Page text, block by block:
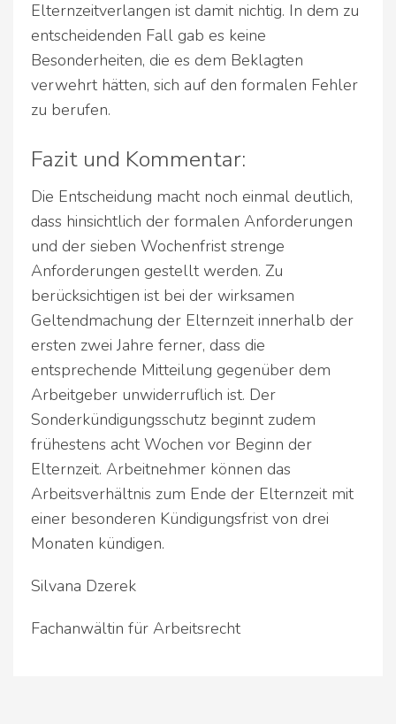
Elternzeitverlangen ist damit nichtig. In dem zu
entscheidenden Fall gab es keine
Besonderheiten, die es dem Beklagten
verwehrt hätten, sich auf den formalen Fehler
zu berufen.
Fazit und Kommentar:
Die Entscheidung macht noch einmal deutlich,
dass hinsichtlich der formalen Anforderungen
und der sieben Wochenfrist strenge
Anforderungen gestellt werden. Zu
berücksichtigen ist bei der wirksamen
Geltendmachung der Elternzeit innerhalb der
ersten zwei Jahre ferner, dass die
entsprechende Mitteilung gegenüber dem
Arbeitgeber unwiderruflich ist. Der
Sonderkündigungsschutz beginnt zudem
frühestens acht Wochen vor Beginn der
Elternzeit. Arbeitnehmer können das
Arbeitsverhältnis zum Ende der Elternzeit mit
einer besonderen Kündigungsfrist von drei
Monaten kündigen.
Silvana Dzerek
Fachanwältin für Arbeitsrecht